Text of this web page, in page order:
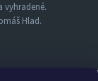
vyhradené.
Hlad.